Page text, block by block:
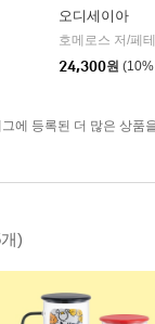
오디세이아
24,300원
에 등록된 더 많은 상품
)